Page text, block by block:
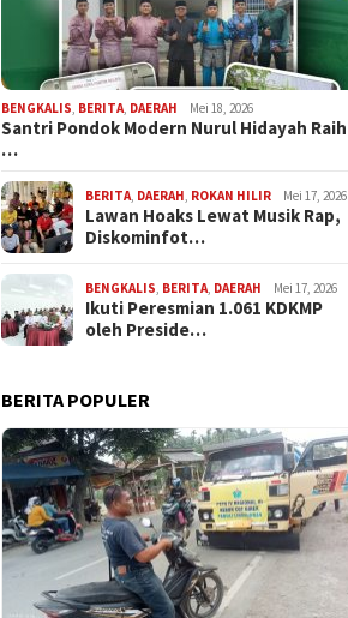
BENGKALIS BERITA DAERAH Mei 18, 2026
Santri Pondok Modern Nurul Hidayah Raih
…
BERITA DAERAH ROKAN HILIR Mei 17, 2026
Lawan Hoaks Lewat Musik Rap,
Diskominfot…
BENGKALIS BERITA DAERAH Mei 17, 2026
Ikuti Peresmian 1.061 KDKMP
oleh Preside…
BERITA POPULER